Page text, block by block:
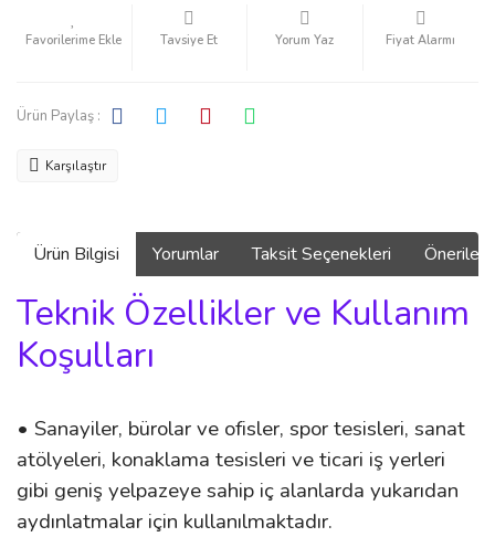
Tavsiye Et Yorum Yaz Fiyat Alarmı
Ürün Paylaş :
Karşılaştır
Ürün Bilgisi Yorumlar Taksit Seçenekleri
Teknik Özellikler ve Kullanım
Koşulları
• Sanayiler, bürolar ve ofisler, spor tesisleri, sanat
atölyeleri, konaklama tesisleri ve ticari iş yerleri
gibi geniş yelpazeye sahip iç alanlarda yukarıdan
aydınlatmalar için kullanılmaktadır.